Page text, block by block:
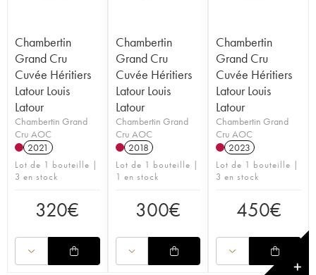
Chambertin
Grand Cru
Cuvée Héritiers
Latour Louis
Latour
Chambertin Grand
Cru AOC
2021
Lot de 1 bouteille |
3 en stock
320€
Chambertin
Grand Cru
Cuvée Héritiers
Latour Louis
Latour
Chambertin Grand
Cru AOC
2018
Lot de 1 bouteille |
1 en stock
300€
Chambertin
Grand Cru
Cuvée Héritiers
Latour Louis
Latour
Chambertin Grand
Cru AOC
2023
Lot de 1 bouteille |
3 en stock
450€
✕